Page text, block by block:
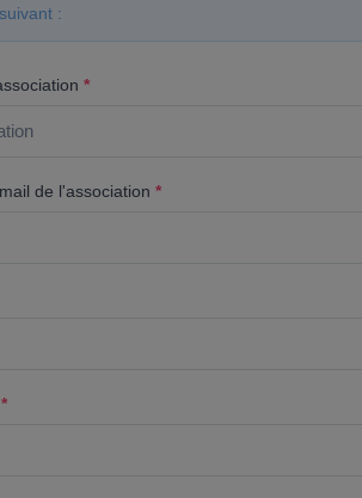
suivant :
*
de l'association *
*